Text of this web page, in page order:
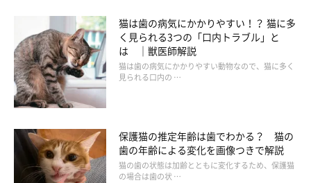
猫は歯の病気にかかりやすい！？ 猫に多
く見られる3つの「口内トラブル」と
は ｜獣医師解説
猫は歯の病気にかかりやすい動物なので、猫に多く
見られる口内の …
保護猫の推定年齢は歯でわかる？ 猫の
歯の年齢による変化を画像つきで解説
猫の歯の状態は加齢とともに変化するため、保護猫
の場合は歯の状 …